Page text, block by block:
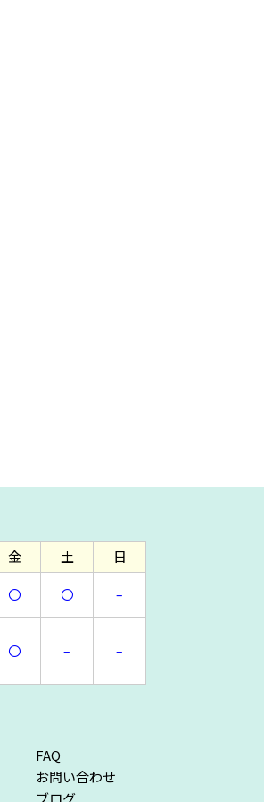
金 土
日
〇 〇 –
〇 – –
FAQ
お問い合わせ
ブログ